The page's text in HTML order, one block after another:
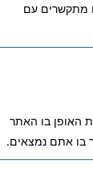
מתקשרים עם
האופן בו האתר
בו אתם נמצאים.